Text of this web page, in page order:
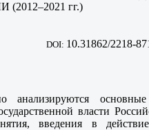
гг.)
DOI: 10.31862/2218-
анализируются
власти
введения в